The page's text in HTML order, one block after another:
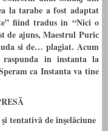
la tarabe a fost adaptat
fiind tradus in “Nici o
de ajuns, Maestrul Puric
si de… plagiat. Acum
in instanta la
ca Instanta va tine
tentativă de înşelăciune